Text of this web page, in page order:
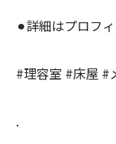
⚫︎詳細はプロフ
#理容室 #床屋 #
.